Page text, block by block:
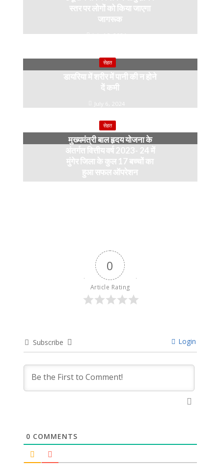
k p
स्तर पर लोगों को किया जाएगा
जागरूक
July 10, 2024
सेहत
डायरिया में शरीर में पानी की न होने
दें कमी
July 6, 2024
सेहत
मुख्यमंत्री बाल हृदय योजना के
अंतर्गत वित्तीय वर्ष 2023- 24 में
मुंगेर जिला के कुल 17 बच्चों का
हुआ सफल ऑपरेशन
0
Article Rating
Subscribe Login
0 COMMENTS